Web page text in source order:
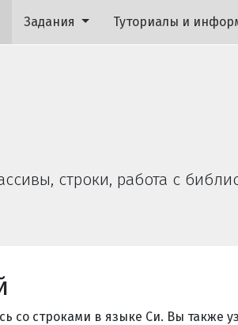
Задания Туториалы и
строки, работа с
со строками в языке Си. Вы также